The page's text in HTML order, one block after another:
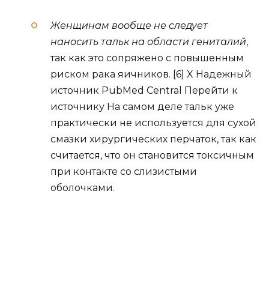
Женщинам вообще не следует
наносить тальк на области гениталий,
так как это сопряжено с повышенным
риском рака яичников. [6] X Надежный
источник PubMed Central Перейти к
источнику На самом деле тальк уже
практически не используется для сухой
смазки хирургических перчаток, так как
считается, что он становится токсичным
при контакте со слизистыми
оболочками.